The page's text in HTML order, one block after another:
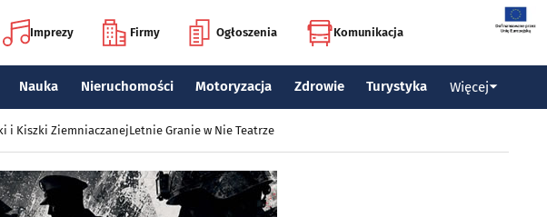
Imprezy Firmy Ogłoszenia Komunikacja
Nauka Nieruchomości Motoryzacja Zdrowie Turystyka Więcej
i Kiszki ZiemniaczanejLetnie Granie w Nie Teatrze